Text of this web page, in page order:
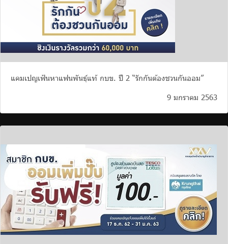
แคมเปญเฟ้นหาแฟนพันธุ์แท้ กบข. ปี 2 “รักกันต้องชวนกันออม”
9 มกราคม 2563